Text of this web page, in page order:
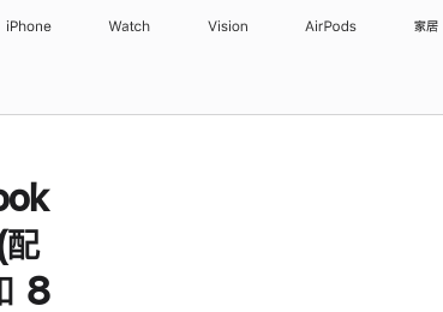
iPhone Watch Vision AirPods 家居
8